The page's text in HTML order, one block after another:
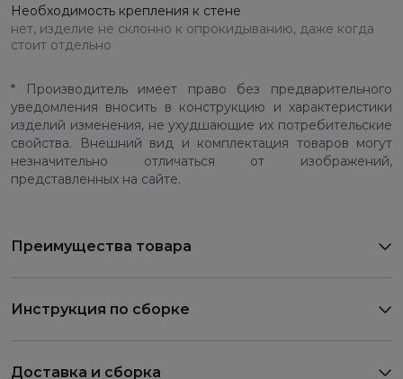
Необходимость крепления к стене
нет, изделие не склонно к опрокидыванию, даже когда
стоит отдельно
* Производитель имеет право без предварительного
уведомления вносить в конструкцию и характеристики
изделий изменения, не ухудшающие их потребительские
свойства. Внешний вид и комплектация товаров могут
незначительно отличаться от изображений,
представленных на сайте.
Преимущества товара
Инструкция по сборке
Доставка и сборка